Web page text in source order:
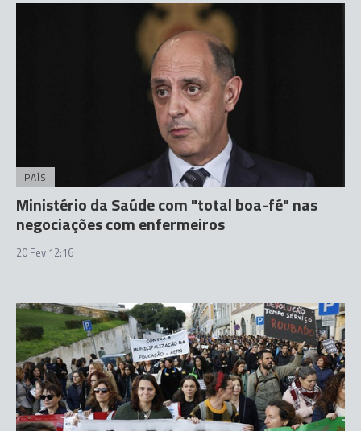
PAÍS
Ministério da Saúde com "total boa-fé" nas
negociações com enfermeiros
20 Fev 12:16